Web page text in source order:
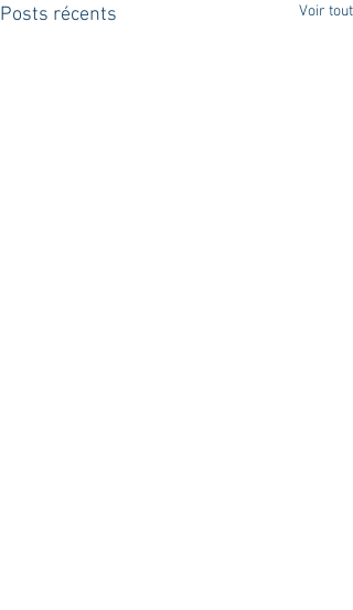
Posts récents Voir tout